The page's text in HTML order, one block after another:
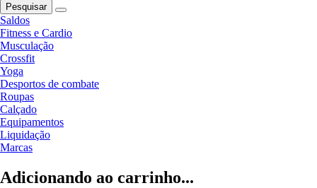
Pesquisar
Saldos
Fitness e Cardio
Musculação
Crossfit
Yoga
Desportos de combate
Roupas
Calçado
Equipamentos
Liquidação
Marcas
Adicionando ao carrinho...